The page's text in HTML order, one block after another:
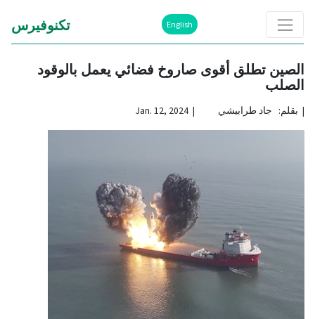
English تكنوفيرس
الصين تطلق أقوى صاروخ فضائي يعمل بالوقود
الصلب
| بقلم: جاد طرابيشي | Jan. 12, 2024